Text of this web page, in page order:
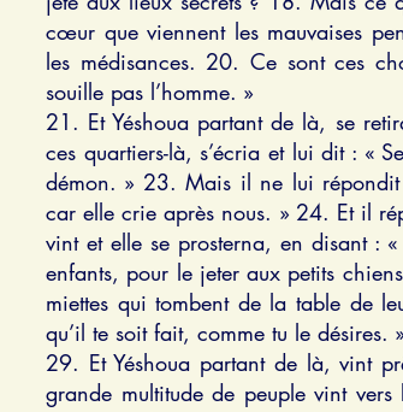
cœur que viennent les mauvaises
les médisances. 20. Ce sont ces
souille pas l’homme. »
21. Et Yéshoua partant de là, se
ces quartiers-là, s’écria et lui dit : «
démon. » 23. Mais il ne lui répondit
car elle crie après nous. » 24. Et il
vint et elle se prosterna, en disant :
enfants, pour le jeter aux petits
miettes qui tombent de la table de
qu’il te soit fait, comme tu le désires.
29. Et Yéshoua partant de là, vint
grande multitude de peuple vint